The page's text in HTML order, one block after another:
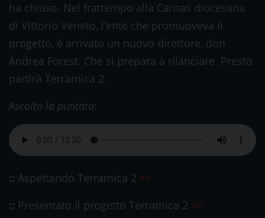
ha chiuso. Nel frattempo alla Caritas diocesana
di Vittorio Veneto, l’ente che promuoveva il
progetto, è arrivato un nuovo direttore, don
Andrea Forest. Che si prepara a rilanciare. Presto
partirà Terramica 2.
Ascolta la puntata:
:: Aspettando Terramica 2 >>
:: Presentato il progetto Terramica 2 >>